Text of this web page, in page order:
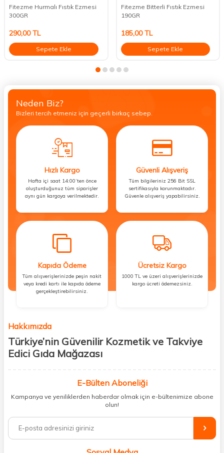
Fitezme Hurmalı Fıstık Ezmesi
300GR
290,00TL
Sepete Ekle
Fitezme Bitterli Fıstık Ezmesi
190GR
185,00TL
Sepete Ekle
Neden Biz?
Bizleri tercih etmeniz için geçerli birkaç sebep.
Hızlı Kargo
Hafta içi saat 14:00’ten önce
oluşturduğunuz tüm siparişler
aynı gün kargoya verilmektedir.
Güvenli Alışveriş
Tüm bilgileriniz 256 Bit SSL
sertifikasıyla korunmaktadır.
Güvenle alışveriş yapabilirsiniz.
Kapıda Ödeme
Tüm alışverişlerinizde peşin nakit
veya kredi kartı ile kapıda ödeme
gerçekleştirebilirsiniz.
Ücretsiz Kargo
1000 TL ve üzeri alışverişlerinizde
kargo ücreti ödemezsiniz.
Hakkımızda
Türkiye’nin Güvenilir Kozmetik ve Takviye
Edici Gıda Mağazası
kişisel bakım hem de takviye edici gıda ürünlerini sizlerle
buluşturuyoruz. Artık mağaza mağaza dolaşmanıza gerek yok;
ihtiyacınız olan her şeyi tek bir çatı altında topluyor ve kapınıza kadar
%100 orijinal kozmetik ve sağlık ürünleriyle güzelliğinizi tamamlayabilir,
vücudunuzu desteklemek için güvenilir takviye edici gıdalara
E-Bülten Aboneliği
Kampanya ve yeniliklerden haberdar olmak için e-bültenimize abone
olun!